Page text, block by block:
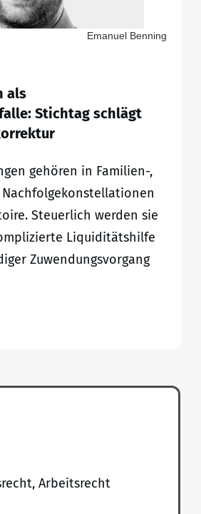
Emanuel Benning
als
Stichtag schlägt
gehören in Familien-,
Steuerlich werden sie
Liquiditätshilfe
Zuwendungsvorgang
Arbeitsrecht